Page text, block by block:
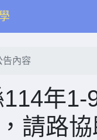
告內容
年1-
請路